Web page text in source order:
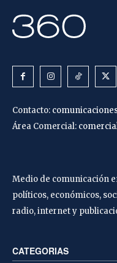
Contacto:
Área Comercial:
Medio de comunicación
políticos, económicos,
radio, internet y
CATEGORIAS